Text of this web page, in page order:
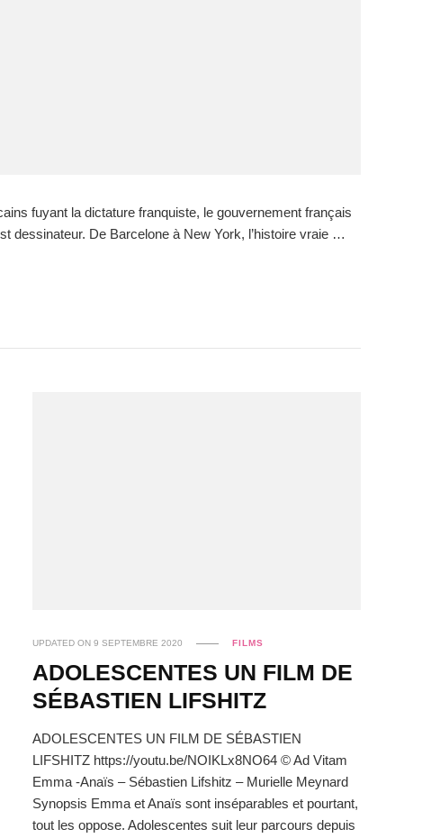
fuyant la dictature franquiste, le gouvernement français
dessinateur. De Barcelone à New York, l’histoire vraie …
UPDATED ON 9 SEPTEMBRE 2020 FILMS
ADOLESCENTES UN FILM DE
SÉBASTIEN LIFSHITZ
ADOLESCENTES UN FILM DE SÉBASTIEN
LIFSHITZ https://youtu.be/NOIKLx8NO64 © Ad Vitam
Emma -Anaïs – Sébastien Lifshitz – Murielle Meynard
Synopsis Emma et Anaïs sont inséparables et pourtant,
tout les oppose. Adolescentes suit leur parcours depuis